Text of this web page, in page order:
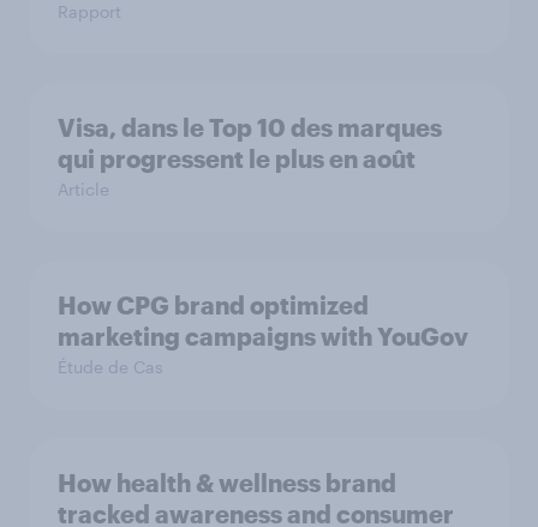
Rapport
Visa, dans le Top 10 des marques
qui progressent le plus en août
Article
How CPG brand optimized
marketing campaigns with YouGov
Étude de Cas
How health & wellness brand
tracked awareness and consumer